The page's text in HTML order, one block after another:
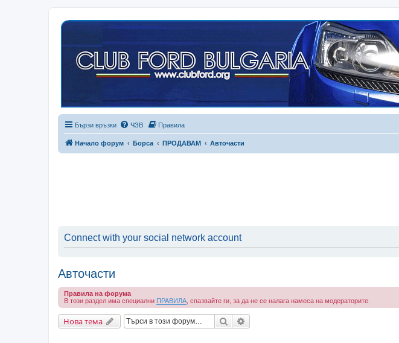
Бързи връзки ЧЗВ Правила
Начало форум Борса ПРОДАВАМ Авточасти
Connect with your social network account
Авточасти
Правила на форума
В този раздел има специални ПРАВИЛА , спазвайте ги, за да не се налага намеса на модераторите.
Нова тема Търсене